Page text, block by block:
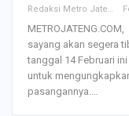
Redaksi Metro Jateng
sayang akan segera
tanggal 14 Februari
untuk
pasangannya.…